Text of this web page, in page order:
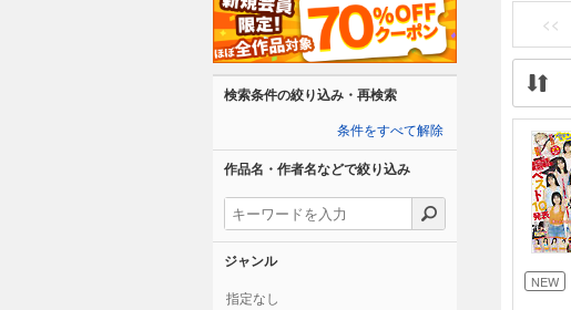
<<
NEW
検索条件の絞り込み・再検索
条件をすべて解除
作品名・作者名などで絞り込み
ジャンル
指定なし